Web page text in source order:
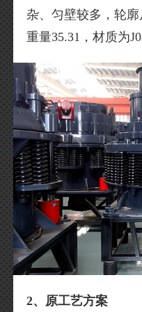
杂、匀壁较多，轮廓
重量35.31，材质为
2、原工艺方案